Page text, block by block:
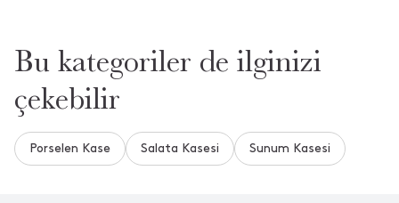
Bu kategoriler de ilginizi
çekebilir
Porselen Kase Salata Kasesi Sunum Kasesi